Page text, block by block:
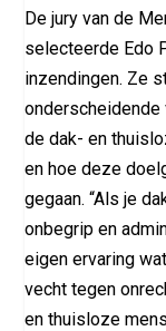
De jury van de
selecteerde Edo
inzendingen. Ze
de dak- en
en hoe deze
gegaan. “Als je
onbegrip en
eigen ervaring
vecht tegen
en thuisloze